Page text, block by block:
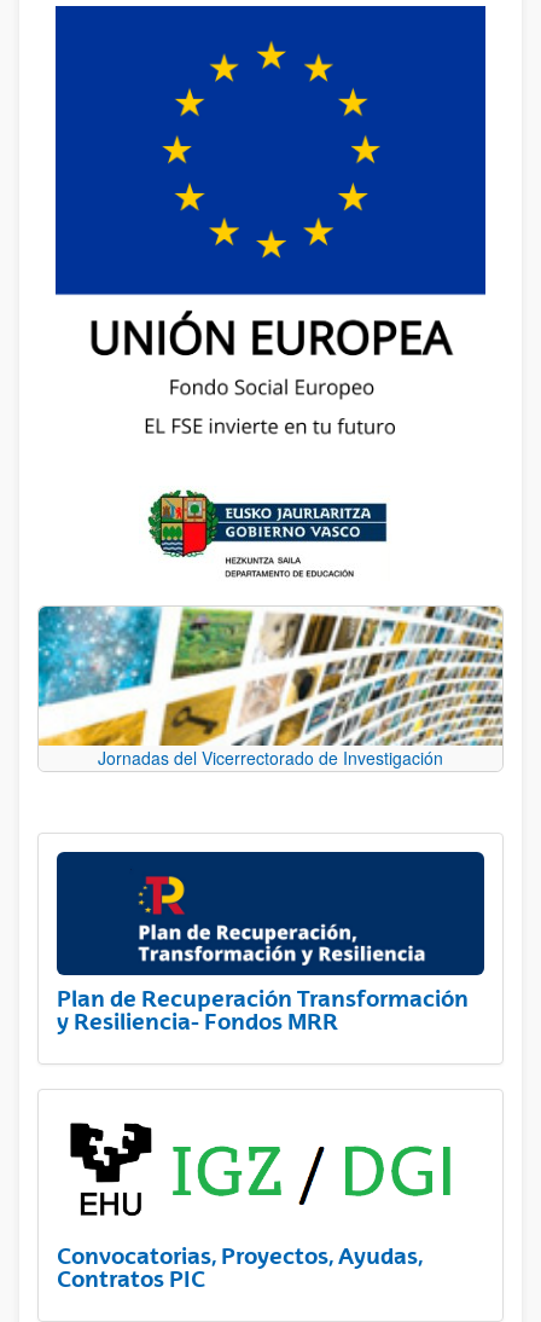
Jornadas del Vicerrectorado de Investigación
Plan de Recuperación Transformación
y Resiliencia- Fondos MRR
Convocatorias, Proyectos, Ayudas,
Contratos PIC